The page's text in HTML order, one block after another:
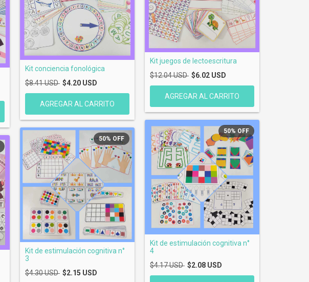
Kit conciencia fonológica
$8.41 USD $4.20 USD
Kit juegos de lectoescritura
$12.04 USD $6.02 USD
50% OFF
Kit de estimulación cognitiva n°
3
$4.30 USD $2.15 USD
50% OFF
Kit de estimulación cognitiva n°
4
$4.17 USD $2.08 USD